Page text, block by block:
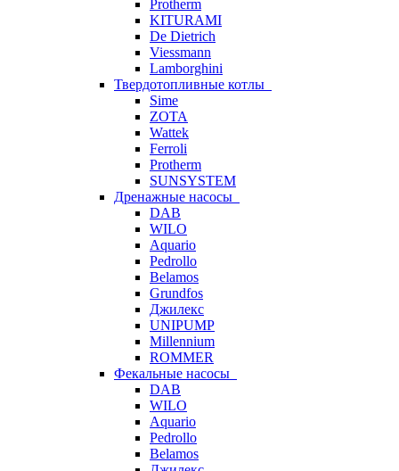
Protherm
KITURAMI
De Dietrich
Viessmann
Lamborghini
Твердотопливные котлы
Sime
ZOTA
Wattek
Ferroli
Protherm
SUNSYSTEM
Дренажные насосы
DAB
WILO
Aquario
Pedrollo
Belamos
Grundfos
Джилекс
UNIPUMP
Millennium
ROMMER
Фекальные насосы
DAB
WILO
Aquario
Pedrollo
Belamos